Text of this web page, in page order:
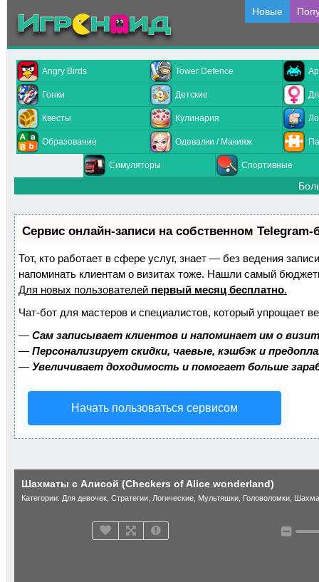
Новые
Angry Birds Tower Defence
Гонки Детские
Квесты Кулинария
Образование Одевалки / Макияж
Симуляторы Спортивные
Сервис онлайн-записи на собственном Telegram-
Тот, кто работает в сфере услуг, знает — без ведения
напоминать клиентам о визитах тоже. Нашли самый
Для новых пользователей первый месяц бесплатно.
Чат-бот для мастеров и специалистов, который упрощает
— Сам записывает клиентов и напоминает им о
— Персонализирует скидки, чаевые, кэшбэк и
— Увеличивает доходимость и помогает больше
Начать пользоваться сервисом
Шахматы с Алисой (Checkers of Alice wonderland)
Категории: Для девочек Стратегии Логические Мультяшки Головоломки